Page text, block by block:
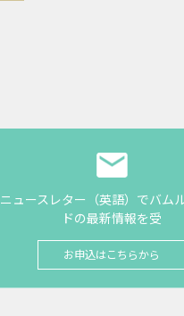
ニュースレター（英語）でバム
ドの最新情報を受
お申込はこちらから